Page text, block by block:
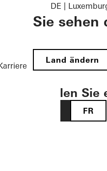
DE |
Sie sehen
Land ändern
Wählen
FR